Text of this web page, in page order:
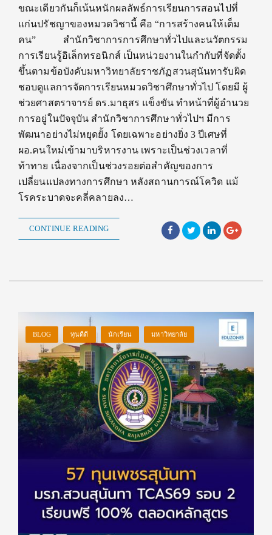
ขณะเดียวกันก็เน้นหนักผลลัพธ์การเรียนการสอนไปที่
แก่นปรัชญาของหมวดวิชานี้ คือ “การสร้างคนให้เต็ม
คน” สำนักวิชาการการศึกษาทั่วไปและนวัตกรรม
การเรียนรู้อิเล็กทรอนิกส์ เป็นหน่วยงานในกำกับที่จัดตั้ง
ขึ้นตามข้อบังคับมหาวิทยาลัยราชภัฏสวนสุนันทารับผิด
ชอบดูแลการจัดการเรียนหมวดวิชาศึกษาทั่วไป โดยมี ผู้
ช่วยศาสตราจารย์ ดร.มาธุสร แข็งขัน ทำหน้าที่ผู้อำนวย
การอยู่ในปัจจุบัน สำนักวิชาการศึกษาทั่วไปฯ มีการ
พัฒนาอย่างไม่หยุดยั้ง โดยเฉพาะอย่างยิ่ง 3 ปีเศษที่
ผอ.คนใหม่เข้ามาบริหารงาน เพราะเป็นช่วงเวลาที่
ท้าทาย เนื่องจากเป็นช่วงรอยต่อสำคัญของการ
เปลี่ยนแปลงทางการศึกษา หลังสถานการณ์โควิด แม้
โรคระบาดจะคลี่คลายลง…
CONTINUE READING
BLOG ทุนดีดี นักเรียน มหาวิทยาลัย